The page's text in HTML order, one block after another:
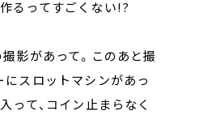
るってすごくない!?
影があって。このあと撮
にスロットマシンがあっ
って、コイン止まらなく